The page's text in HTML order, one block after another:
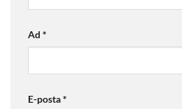
Ad *
E-posta*